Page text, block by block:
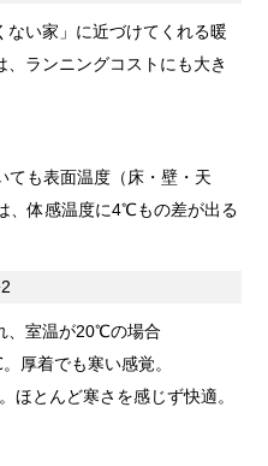
ない家」に近づけてくれる暖
ランニングコストにも大き
も表面温度（床・壁・天
体感温度に4℃もの差が出る
、室温が20℃の場合
厚着でも寒い感覚。
とんど寒さを感じず快適。